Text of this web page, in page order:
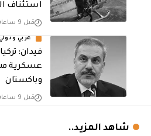
استئناف
قبل 9 ساعات
عربي
فيدان:
عسكرية
وباكستان
قبل 9 ساعات
شاهد المزيد..